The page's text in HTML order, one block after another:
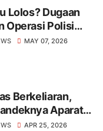
Lolos? Dugaan
Operasi Polisi
Bawang!
MAY 07, 2026
Berkeliaran,
Aparat:
APR 25, 2026